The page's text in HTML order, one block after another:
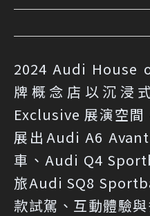
2024 Audi House
牌概念店以沉浸
Exclusive 展演空間
展出Audi A6
車、Audi Q4
旅Audi SQ8
款試駕、互動體驗